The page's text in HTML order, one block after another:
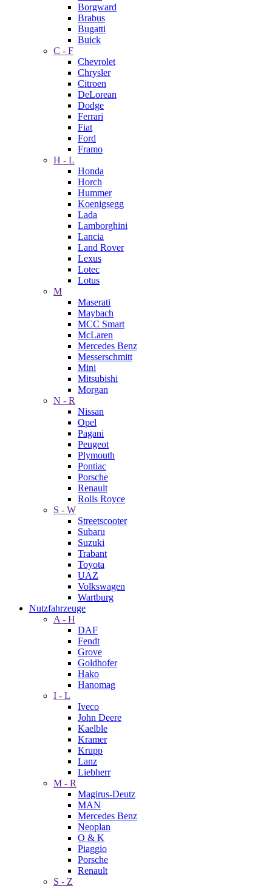
Borgward
Brabus
Bugatti
Buick
C - F
Chevrolet
Chrysler
Citroen
DeLorean
Dodge
Ferrari
Fiat
Ford
Framo
H - L
Honda
Horch
Hummer
Koenigsegg
Lada
Lamborghini
Lancia
Land Rover
Lexus
Lotec
Lotus
M
Maserati
Maybach
MCC Smart
McLaren
Mercedes Benz
Messerschmitt
Mini
Mitsubishi
Morgan
N - R
Nissan
Opel
Pagani
Peugeot
Plymouth
Pontiac
Porsche
Renault
Rolls Royce
S - W
Streetscooter
Subaru
Suzuki
Trabant
Toyota
UAZ
Volkswagen
Wartburg
Nutzfahrzeuge
A - H
DAF
Fendt
Grove
Goldhofer
Hako
Hanomag
I - L
Iveco
John Deere
Kaelble
Kramer
Krupp
Lanz
Liebherr
M - R
Magirus-Deutz
MAN
Mercedes Benz
Neoplan
O & K
Piaggio
Porsche
Renault
S - Z